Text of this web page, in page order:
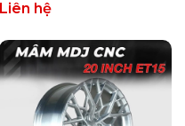
Liên hệ